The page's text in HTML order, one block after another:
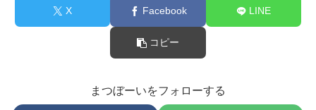
X Facebook LINE
コピー
まつぼーいをフォローする